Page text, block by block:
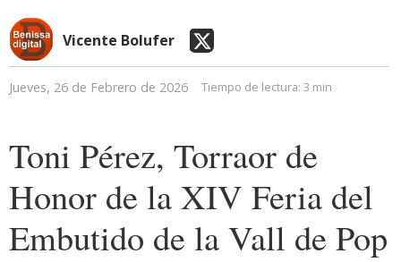
Vicente Bolufer
Jueves, 26 de Febrero de 2026 Tiempo de lectura: 3 min
Toni Pérez, Torraor de
Honor de la XIV Feria del
Embutido de la Vall de Pop